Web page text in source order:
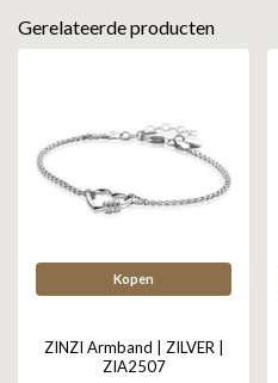
Gerelateerde producten
Kopen
ZINZI Armband | ZILVER |
ZIA2507